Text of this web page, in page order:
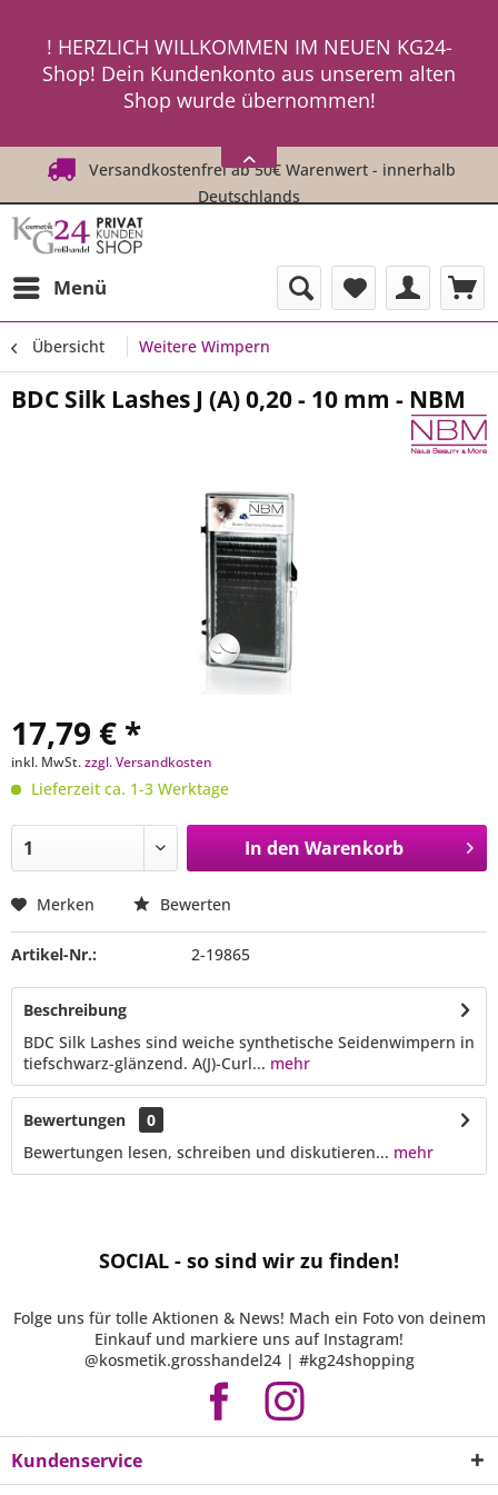
! HERZLICH WILLKOMMEN IM NEUEN KG24-
Shop! Dein Kundenkonto aus unserem alten
Shop wurde übernommen!
ein neues Passwort an ! ! !
Versandkostenfrei ab 50€ Warenwert - innerhalb
Deutschlands
Menü
Übersicht Weitere Wimpern
BDC Silk Lashes J (A) 0,20 - 10 mm - NBM
17,79 € *
inkl. MwSt.zzgl. Versandkosten
Lieferzeit ca. 1-3 Werktage
In den Warenkorb
Merken Bewerten
Artikel-Nr.: 2-19865
Beschreibung
BDC Silk Lashes sind weiche synthetische Seidenwimpern in
tiefschwarz-glänzend. A(J)-Curl... mehr
Bewertungen
0
Bewertungen lesen, schreiben und diskutieren... mehr
SOCIAL - so sind wir zu finden!
Folge uns für tolle Aktionen & News! Mach ein Foto von deinem
Einkauf und markiere uns auf Instagram!
@kosmetik.grosshandel24 | #kg24shopping
Kundenservice